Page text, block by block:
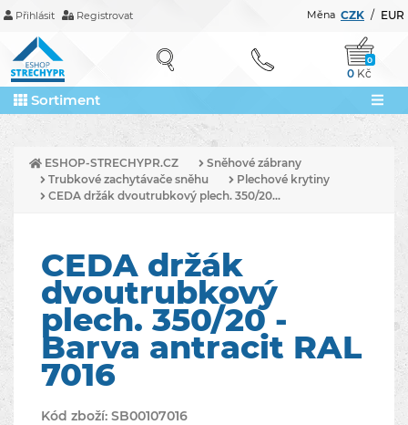
Přihlásit Registrovat CZK / EUR
Měna
0
0 Kč
Sortiment
ESHOP-STRECHYPR.CZ
Sněhové zábrany
Trubkové zachytávače sněhu
Plechové krytiny
CEDA držák dvoutrubkový plech. 350/20...
CEDA držák
dvoutrubkový
plech. 350/20 -
Barva antracit RAL
7016
Kód zboží: SB00107016